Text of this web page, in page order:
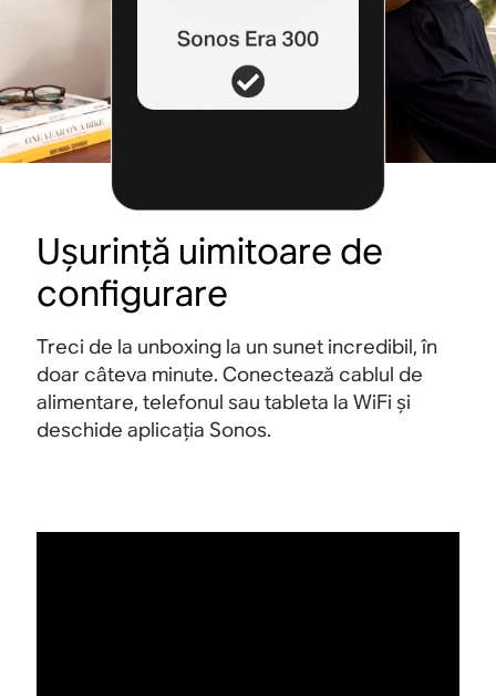
Ușurință uimitoare de
configurare
Treci de la unboxing la un sunet incredibil, în
doar câteva minute. Conectează cablul de
alimentare, telefonul sau tableta la WiFi și
deschide aplicația Sonos.